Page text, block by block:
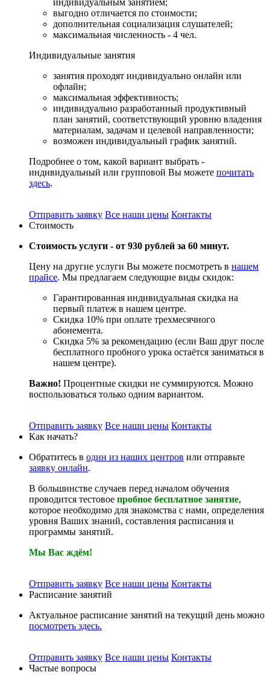
выгодно отличается по стоимости;
дополнительная социализация слушателей;
максимальная численность - 4 чел.
Индивидуальные занятия
занятия проходят индивидуально онлайн или
офлайн;
максимальная эффективность;
индивидуально разработанный продуктивный
план занятий, соответствующий уровню владения
материалам, задачам и целевой направленности;
возможен индивидуальный график занятий.
Подробнее о том, какой вариант выбрать -
индивидуальный или групповой Вы можете почитать
здесь.
Отправить заявку Все наши цены Контакты
Стоимость
Стоимость услуги - от 930 рублей за 60 минут.
Цену на другие услуги Вы можете посмотреть в нашем
прайсе. Мы предлагаем следующие виды скидок:
Гарантированная индивидуальная скидка на
первый платеж в нашем центре.
Скидка 10% при оплате трехмесячного
абонемента.
Скидка 5% за рекомендацию (если Ваш друг после
бесплатного пробного урока остаётся заниматься в
нашем центре).
Важно! Процентные скидки не суммируются. Можно
воспользоваться только одним вариантом.
Отправить заявку Все наши цены Контакты
Как начать?
Обратитесь в один из наших центров или отправьте
заявку онлайн.
В большинстве случаев перед началом обучения
проводится тестовое пробное бесплатное занятие,
которое необходимо для знакомства с нами, определения
уровня Ваших знаний, составления расписания и
программы занятий.
Мы Вас ждём!
Отправить заявку Все наши цены Контакты
Расписание занятий
Актуальное расписание занятий на текущий день можно
посмотреть здесь.
Отправить заявку Все наши цены Контакты
Частые вопросы